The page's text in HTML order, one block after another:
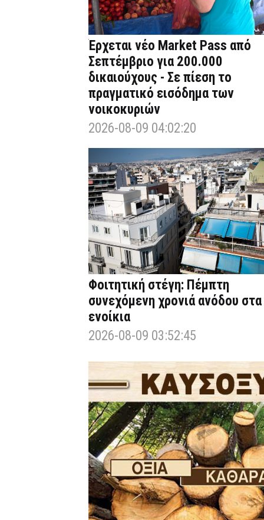
Έρχεται νέο Market Pass από
Σεπτέμβριο για 200.000
δικαιούχους - Σε πίεση το
πραγματικό εισόδημα των
νοικοκυριών
2026-08-09 04:02:20
Φοιτητική στέγη: Πέμπτη
συνεχόμενη χρονιά ανόδου στα
ενοίκια
2026-08-09 03:52:45